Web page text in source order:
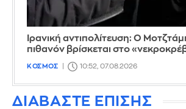
Ιρανική αντιπολίτευση: Ο
πιθανόν βρίσκεται στο
ΚΟΣΜΟΣ 10:52, 07.08.2026
ΔΙΑΒΑΣΤΕ ΕΠΙΣΗΣ